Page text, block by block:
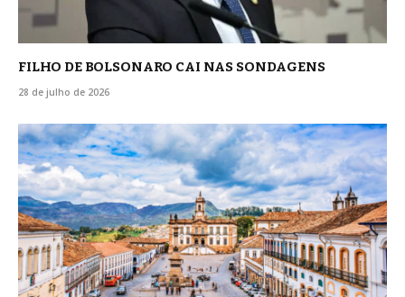
FILHO DE BOLSONARO CAI NAS SONDAGENS
28 de julho de 2026